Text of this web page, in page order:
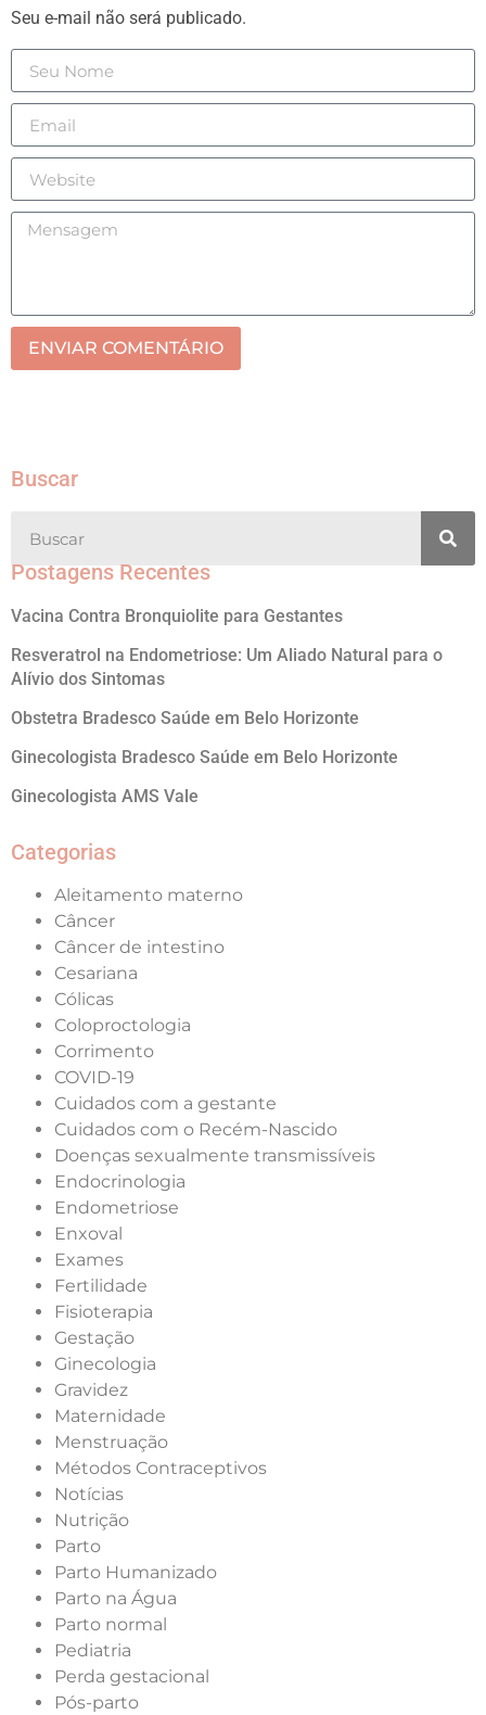
Seu e-mail não será publicado.
ENVIAR COMENTÁRIO
Buscar
Postagens Recentes
Vacina Contra Bronquiolite para Gestantes
Resveratrol na Endometriose: Um Aliado Natural para o
Alívio dos Sintomas
Obstetra Bradesco Saúde em Belo Horizonte
Ginecologista Bradesco Saúde em Belo Horizonte
Ginecologista AMS Vale
Categorias
Aleitamento materno
Câncer
Câncer de intestino
Cesariana
Cólicas
Coloproctologia
Corrimento
COVID-19
Cuidados com a gestante
Cuidados com o Recém-Nascido
Doenças sexualmente transmissíveis
Endocrinologia
Endometriose
Enxoval
Exames
Fertilidade
Fisioterapia
Gestação
Ginecologia
Gravidez
Maternidade
Menstruação
Métodos Contraceptivos
Notícias
Nutrição
Parto
Parto Humanizado
Parto na Água
Parto normal
Pediatria
Perda gestacional
Pós-parto